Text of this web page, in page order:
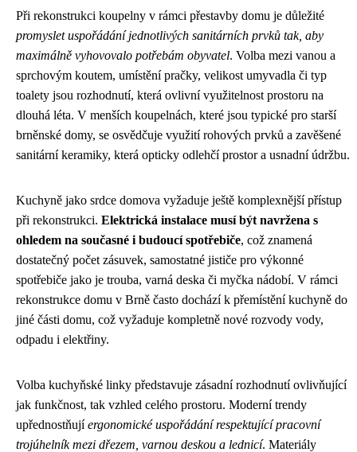
Při rekonstrukci koupelny v rámci přestavby domu je důležité
promyslet uspořádání jednotlivých sanitárních prvků tak, aby
maximálně vyhovovalo potřebám obyvatel. Volba mezi vanou a
sprchovým koutem, umístění pračky, velikost umyvadla či typ
toalety jsou rozhodnutí, která ovlivní využitelnost prostoru na
dlouhá léta. V menších koupelnách, které jsou typické pro starší
brněnské domy, se osvědčuje využití rohových prvků a zavěšené
sanitární keramiky, která opticky odlehčí prostor a usnadní údržbu.
Kuchyně jako srdce domova vyžaduje ještě komplexnější přístup
při rekonstrukci. Elektrická instalace musí být navržena s
ohledem na současné i budoucí spotřebiče, což znamená
dostatečný počet zásuvek, samostatné jističe pro výkonné
spotřebiče jako je trouba, varná deska či myčka nádobí. V rámci
rekonstrukce domu v Brně často dochází k přemístění kuchyně do
jiné části domu, což vyžaduje kompletně nové rozvody vody,
odpadu i elektřiny.
Volba kuchyňské linky představuje zásadní rozhodnutí ovlivňující
jak funkčnost, tak vzhled celého prostoru. Moderní trendy
upřednostňujíergonomické uspořádání respektující pracovní
trojúhelník mezi dřezem, varnou deskou a lednicí. Materiály